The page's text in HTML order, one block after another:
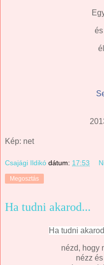
Kép: net
Csajági Ildikó dátum: 17:53
Megosztás
Ha tudni akarod...
Ha tudni
nézd, hogy
nézz